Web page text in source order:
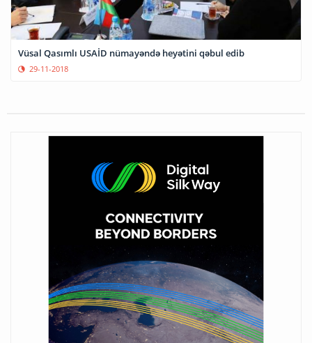
Vüsal Qasımlı USAİD nümayəndə heyətini qəbul edib
29-11-2018